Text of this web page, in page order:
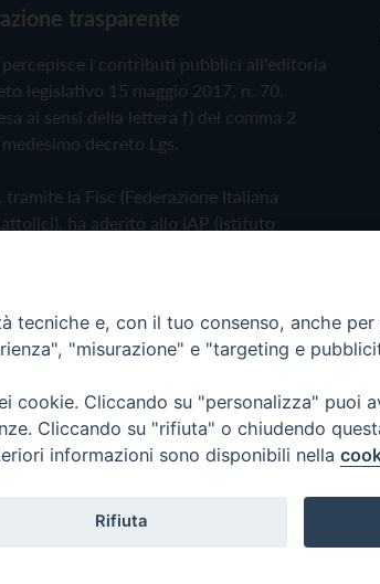
trasparente
i contributi pubblici all'editoria
legislativo 15 maggio 2017, n. 70.
ai sensi della lettera f) del comma 2
decreto Lgs.
tramite la Fisc (Federazione Italiana
ha aderito allo IAP (Istituto
Cookie Policy
tecniche e, con il tuo consenso, anche
"misurazione" e "targeting e
cookie. Cliccando su "personalizza" puoi
Cliccando su "rifiuta" o chiudendo
informazioni sono disponibili nella
Rifiuta